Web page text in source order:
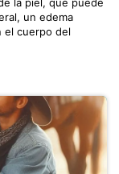
un edema
el cuerpo del